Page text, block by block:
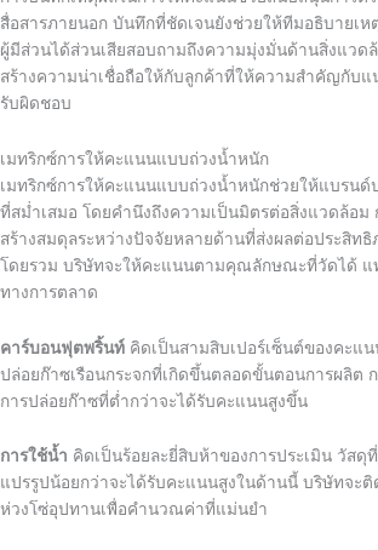
สื่อสารภายนอก บันทึกที่ชัดเจนยังช่วยให้ทีมอธิบายเห
ผู้มีส่วนได้ส่วนเสียสอบถามถึงความมุ่งมั่นด้านสิ่งแวด
สร้างความน่าเชื่อถือให้กับลูกค้าที่ให้ความสำคัญกับ
รับผิดชอบ
เมทริกซ์การให้คะแนนแบบถ่วงน้ำหนัก
เมทริกซ์การให้คะแนนแบบถ่วงน้ำหนักช่วยให้แบรน
ที่สม่ำเสมอ โดยคำนึงถึงความเป็นมิตรต่อสิ่งแวดล้อม
สร้างสมดุลระหว่างปัจจัยหลายด้านที่ส่งผลต่อประสิท
โดยรวม บริษัทจะให้คะแนนตามคุณลักษณะที่วัดได้ แ
ทางการตลาด
คาร์บอนฟุตพริ้นท์ คิดเป็นสามสิบเปอร์เซ็นต์ของคะแ
ปล่อยก๊าซเรือนกระจกที่เกิดขึ้นตลอดขั้นตอนการผลิต
การปล่อยก๊าซที่ต่ำกว่าจะได้รับคะแนนสูงขึ้น
การใช้น้ำ คิดเป็นร้อยละยี่สิบห้าของการประเมิน วัส
แปรรูปน้อยกว่าจะได้รับคะแนนสูงในด้านนี้ บริษัทจะ
ห่วงโซ่อุปทานเพื่อคำนวณค่าที่แม่นยำ